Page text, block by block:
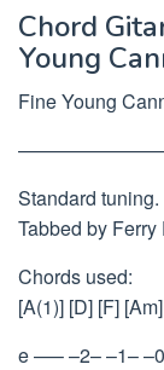
Chord
Young
Fine Young
Standard tuning.
Tabbed by
Chords used:
[A(1)] [D] [F]
e —– –2– –1–